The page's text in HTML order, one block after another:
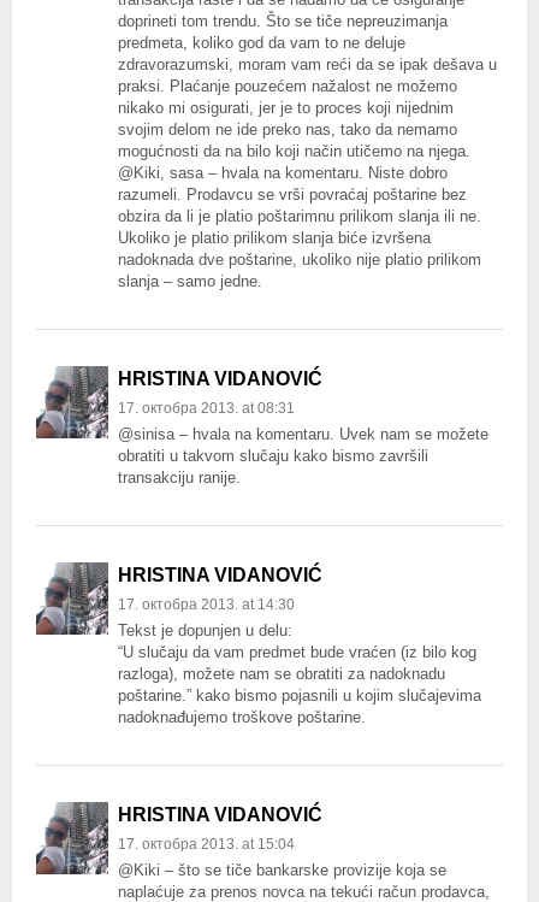
doprineti tom trendu. Što se tiče nepreuzimanja
predmeta, koliko god da vam to ne deluje
zdravorazumski, moram vam reći da se ipak dešava u
praksi. Plaćanje pouzećem nažalost ne možemo
nikako mi osigurati, jer je to proces koji nijednim
svojim delom ne ide preko nas, tako da nemamo
mogućnosti da na bilo koji način utičemo na njega.
@Kiki, sasa – hvala na komentaru. Niste dobro
razumeli. Prodavcu se vrši povraćaj poštarine bez
obzira da li je platio poštarimnu prilikom slanja ili ne.
Ukoliko je platio prilikom slanja biće izvršena
nadoknada dve poštarine, ukoliko nije platio prilikom
slanja – samo jedne.
HRISTINA VIDANOVIĆ
17. октобра 2013. at 08:31
@sinisa – hvala na komentaru. Uvek nam se možete
obratiti u takvom slučaju kako bismo završili
transakciju ranije.
HRISTINA VIDANOVIĆ
17. октобра 2013. at 14:30
Tekst je dopunjen u delu:
“U slučaju da vam predmet bude vraćen (iz bilo kog
razloga), možete nam se obratiti za nadoknadu
poštarine.” kako bismo pojasnili u kojim slučajevima
nadoknađujemo troškove poštarine.
HRISTINA VIDANOVIĆ
17. октобра 2013. at 15:04
@Kiki – što se tiče bankarske provizije koja se
naplaćuje za prenos novca na tekući račun prodavca,